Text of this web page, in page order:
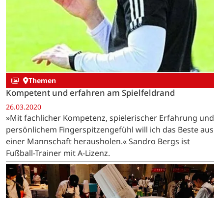
Themen
Kompetent und erfahren am Spielfeldrand
26.03.2020
»Mit fachlicher Kompetenz, spielerischer Erfahrung und
persönlichem Fingerspitzengefühl will ich das Beste aus
einer Mannschaft herausholen.« Sandro Bergs ist
Fußball-Trainer mit A-Lizenz.